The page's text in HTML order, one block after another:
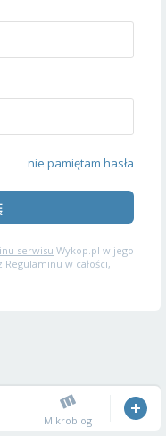
nie pamiętam hasła
serwisu Wykop.pl w jego
w całości,
Mikroblog